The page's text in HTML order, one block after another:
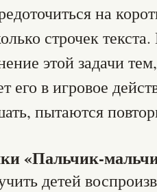
на
строчек
этой задачи
его в игровое
пытаются
«Пальчик-
детей